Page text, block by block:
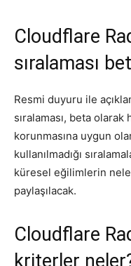
Cloudflare
sıralaması
Resmi duyuru ile
sıralaması, beta
korunmasına uygun
kullanılmadığı
küresel eğilimlerin
paylaşılacak.
Cloudflare
kriterler